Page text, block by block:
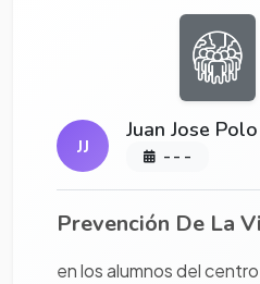
JJ
Juan Jose
- - -
Prevención De La
en los alumnos del